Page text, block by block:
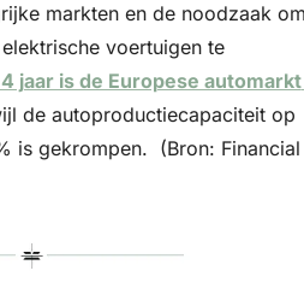
markten en de noodzaak
voertuigen te
jaar is de Europese automarkt
de autoproductiecapaciteit op
is gekrompen.  (Bron: Financial